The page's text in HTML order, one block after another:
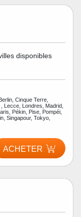
disponibles
Cinque Terre,
Lecce, Londres, Madrid,
Pékin, Pise, Pompéi,
Singapour, Tokyo,
ACHETER